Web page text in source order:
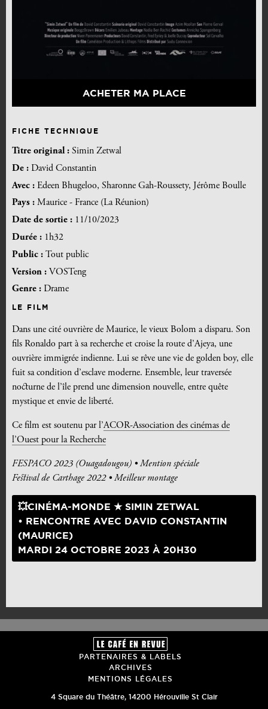
ACHETER MA PLACE
FICHE TECHNIQUE
Titre original : Simin Zetwal
De : David Constantin
Avec : Edeen Bhugeloo, Sharonne Gah-Roussety, Jérôme Boulle
Pays : Maurice - France (La Réunion)
Date de sortie : 11/10/2023
Durée : 1h32
Public : Tout public
Version : VOSTeng
Genre : Drame
LE FILM
Dans une cité ouvrière de Maurice, le vieux Bolom a disparu. Son
fils Ronaldo part à sa recherche et croise la route d’Ajeya, une
ouvrière immigrée indienne. Lui se rêve une vie de golden boy, elle
fuit sa condition d’esclave moderne. Ensemble, leur traversée
nocturne de l’île prend une dimension nouvelle, entre quête
mystique et envie de liberté.
Ce film est soutenu par l’ACOR-Association des cinémas de
l’Ouest pour la Recherche
FESPACO 2023 (Ouagadougou) • Mention spéciale
Festival de Carthage 2022 • Meilleur montage
💥CINÉMA-MONDE ★ SIMIN ZETWAL
• RENCONTRE AVEC DAVID CONSTANTIN
(MAURICE)
MARDI 24 OCTOBRE 2023 À 20H30
PARTENAIRES & LABELS
ARCHIVES
MENTIONS LÉGALES
4 Square du Théâtre, 14200 Hérouville St Clair